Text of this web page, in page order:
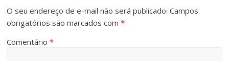
O seu endereço de e-mail não será publicado. Campos
obrigatórios são marcados com*
Comentário*